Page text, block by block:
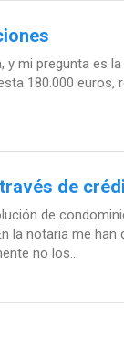
mi pregunta es
180.000 euros,
de
de
la notaria me
no los...